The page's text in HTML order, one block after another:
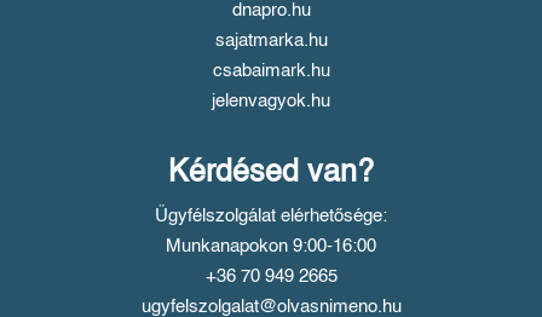
dnapro.hu
sajatmarka.hu
csabaimark.hu
jelenvagyok.hu
Kérdésed van?
Ügyfélszolgálat elérhetősége:
Munkanapokon 9:00-16:00
+36 70 949 2665
ugyfelszolgalat@olvasnimeno.hu